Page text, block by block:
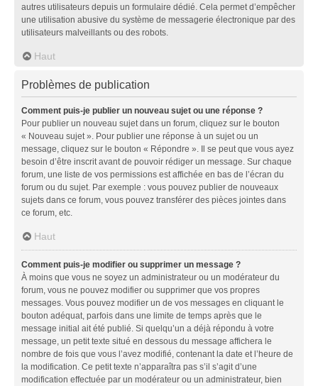
autres utilisateurs depuis un formulaire dédié. Cela permet d’empêcher
une utilisation abusive du système de messagerie électronique par des
utilisateurs malveillants ou des robots.
Haut
Problèmes de publication
Comment puis-je publier un nouveau sujet ou une réponse ?
Pour publier un nouveau sujet dans un forum, cliquez sur le bouton
« Nouveau sujet ». Pour publier une réponse à un sujet ou un
message, cliquez sur le bouton « Répondre ». Il se peut que vous ayez
besoin d’être inscrit avant de pouvoir rédiger un message. Sur chaque
forum, une liste de vos permissions est affichée en bas de l’écran du
forum ou du sujet. Par exemple : vous pouvez publier de nouveaux
sujets dans ce forum, vous pouvez transférer des pièces jointes dans
ce forum, etc.
Haut
Comment puis-je modifier ou supprimer un message ?
À moins que vous ne soyez un administrateur ou un modérateur du
forum, vous ne pouvez modifier ou supprimer que vos propres
messages. Vous pouvez modifier un de vos messages en cliquant le
bouton adéquat, parfois dans une limite de temps après que le
message initial ait été publié. Si quelqu’un a déjà répondu à votre
message, un petit texte situé en dessous du message affichera le
nombre de fois que vous l’avez modifié, contenant la date et l’heure de
la modification. Ce petit texte n’apparaîtra pas s’il s’agit d’une
modification effectuée par un modérateur ou un administrateur, bien